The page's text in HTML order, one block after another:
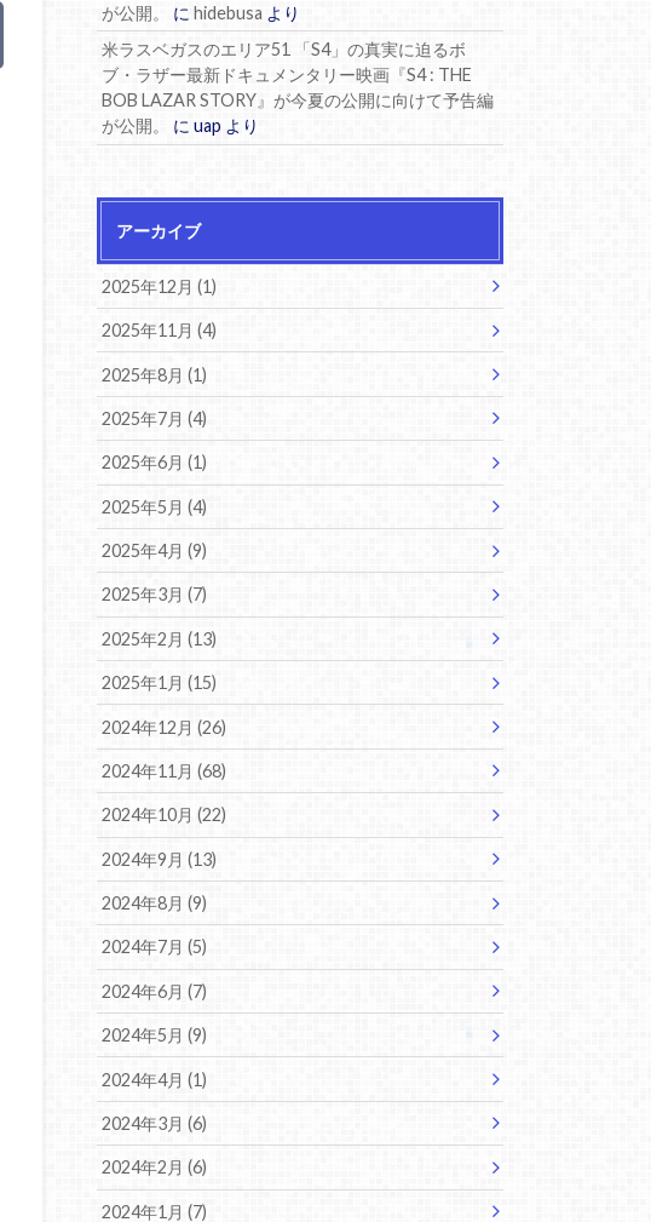
が公開。
にhidebusa より
米ラスベガスのエリア51 「S4」の真実に迫るボ
ブ・ラザー最新ドキュメンタリー映画『S4 : THE
BOB LAZAR STORY』が今夏の公開に向けて予告編
が公開。
にuap より
アーカイブ
2025年12月 (1)
2025年11月 (4)
2025年8月 (1)
2025年7月 (4)
2025年6月 (1)
2025年5月 (4)
2025年4月 (9)
2025年3月 (7)
2025年2月 (13)
2025年1月 (15)
2024年12月 (26)
2024年11月 (68)
2024年10月 (22)
2024年9月 (13)
2024年8月 (9)
2024年7月 (5)
2024年6月 (7)
2024年5月 (9)
2024年4月 (1)
2024年3月 (6)
2024年2月 (6)
2024年1月 (7)